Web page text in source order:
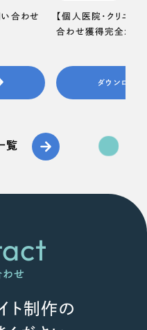
い合わせ
【個人医院・クリニッ
合わせ獲得完全ガイ
ダウンロード
覧
わせ
ト制作の